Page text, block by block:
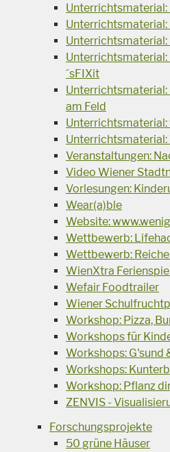
´sFIXit
am Feld
Unterrichtsmaterial:
Veranstaltungen:
Video Wiener
Vorlesungen:
Wear(a)ble
Website:
Wettbewerb:
Wettbewerb:
WienXtra
Wefair Foodtrailer
Wiener
Workshop: Pizza,
Workshops für
Workshops: G'sund
Workshops:
Workshop: Pflanz
ZENVIS -
Forschungsprojekte
50 grüne Häuser